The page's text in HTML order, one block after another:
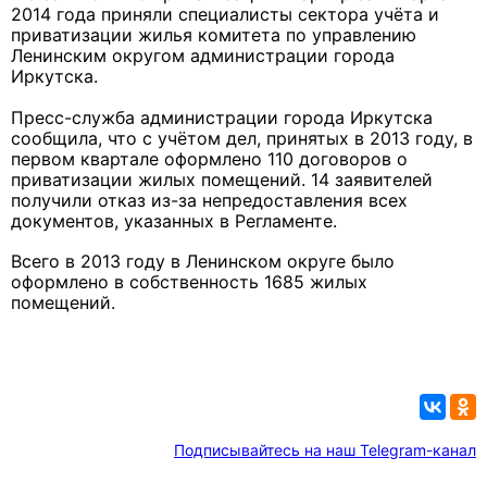
2014 года приняли специалисты сектора учёта и
приватизации жилья комитета по управлению
Ленинским округом администрации города
Иркутска.
Пресс-служба администрации города Иркутска
сообщила, что с учётом дел, принятых в 2013 году, в
первом квартале оформлено 110 договоров о
приватизации жилых помещений. 14 заявителей
получили отказ из-за непредоставления всех
документов, указанных в Регламенте.
Всего в 2013 году в Ленинском округе было
оформлено в собственность 1685 жилых
помещений.
Подписывайтесь на наш Telegram-канал